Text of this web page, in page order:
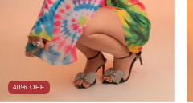
40% OFF